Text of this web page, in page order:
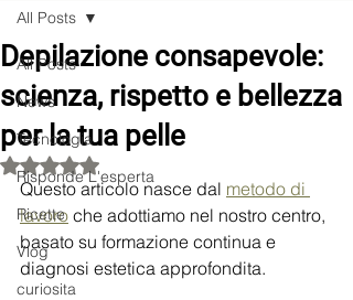
All Posts
News
Tecnologia
Risponde L'esperta
Ricette
Vlog
curiosita
All Posts
Depilazione consapevole:
scienza, rispetto e bellezza
per la tua pelle
Valutazione NaN stelle su 5.
Questo articolo nasce dal metodo di
lavoro che adottiamo nel nostro centro,
basato su formazione continua e
diagnosi estetica approfondita.